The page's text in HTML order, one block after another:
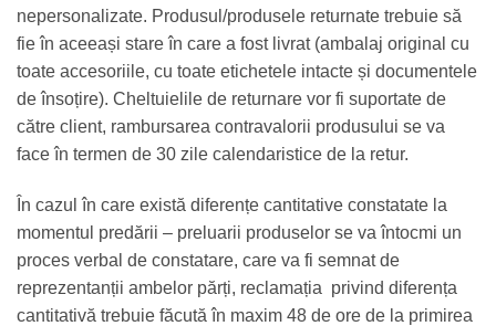
nepersonalizate. Produsul/produsele returnate trebuie să
fie în aceeași stare în care a fost livrat (ambalaj original cu
toate accesoriile, cu toate etichetele intacte și documentele
de însoțire). Cheltuielile de returnare vor fi suportate de
către client, rambursarea contravalorii produsului se va
face în termen de 30 zile calendaristice de la retur.
În cazul în care există diferențe cantitative constatate la
momentul predării – preluarii produselor se va întocmi un
proces verbal de constatare, care va fi semnat de
reprezentanții ambelor părți, reclamația privind diferența
cantitativă trebuie făcută în maxim 48 de ore de la primirea